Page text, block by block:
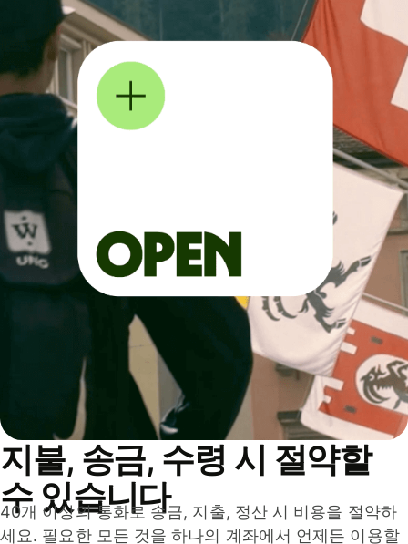
지불, 송금, 수령 시 절약할
수 있습니다
40개 이상의 통화로 송금, 지출, 정산 시 비용을 절약하
세요. 필요한 모든 것을 하나의 계좌에서 언제든 이용할